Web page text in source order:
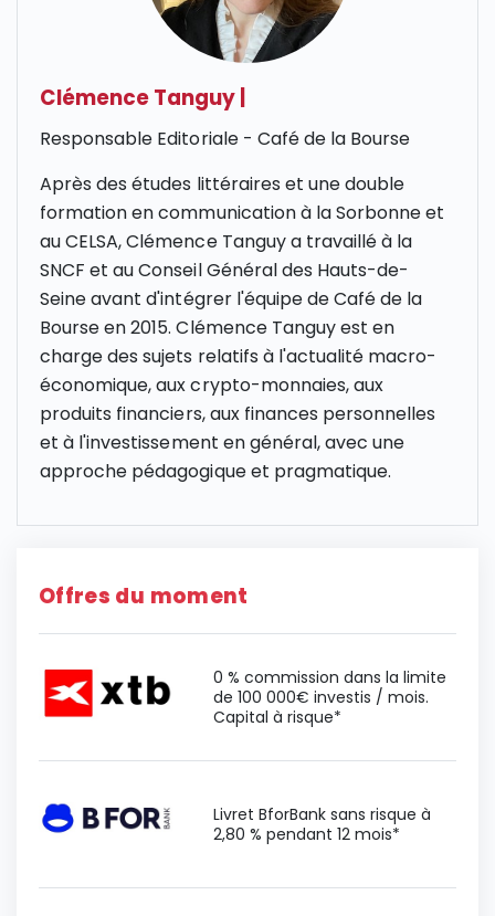
Clémence Tanguy
Responsable Editoriale - Café de la Bourse
Après des études littéraires et une double
formation en communication à la Sorbonne et
au CELSA, Clémence Tanguy a travaillé à la
SNCF et au Conseil Général des Hauts-de-
Seine avant d'intégrer l'équipe de Café de la
Bourse en 2015. Clémence Tanguy est en
charge des sujets relatifs à l'actualité macro-
économique, aux crypto-monnaies, aux
produits financiers, aux finances personnelles
et à l'investissement en général, avec une
approche pédagogique et pragmatique.
Offres du moment
0 % commission dans la limite
de 100 000€ investis / mois.
Capital à risque*
Livret BforBank sans risque à
2,80 % pendant 12 mois*